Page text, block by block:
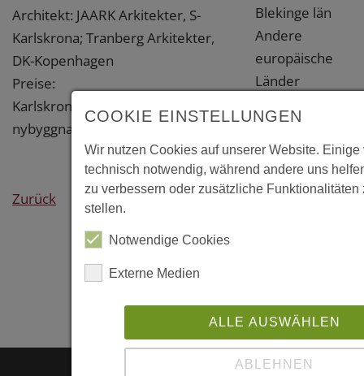
Architekt: JAARK Arkitekter, S-
Karlskrona; Tranberg Arkitekter,
DK-Kopenhagen
Preise:
Karlskrona kommuns
nybyggnadspris 2010
Zurück
Blekinge län
Andere
europäische
Länder
Weitere
Links
da-0
COOKIE EINSTELLUNGEN
Wir nutzen Cookies auf unserer Website.
technisch notwendig, während andere uns
zu verbessern oder zusätzliche Funktionalitäten
stellen.
Notwendige Cookies
Externe Medien
ALLE AUSWÄHLEN
ABLEHNEN